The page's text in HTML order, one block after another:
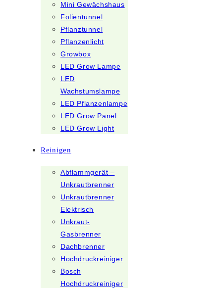
Mini Gewächshaus
Folientunnel
Pflanztunnel
Pflanzenlicht
Growbox
LED Grow Lampe
LED
Wachstumslampe
LED Pflanzenlampe
LED Grow Panel
LED Grow Light
Reinigen
Abflammgerät –
Unkrautbrenner
Unkrautbrenner
Elektrisch
Unkraut-
Gasbrenner
Dachbrenner
Hochdruckreiniger
Bosch
Hochdruckreiniger